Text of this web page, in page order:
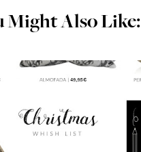
Might Also Like: